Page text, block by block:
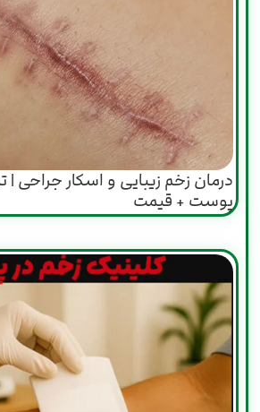
درمان زخم زیبایی و اسکار
پوست + قیمت